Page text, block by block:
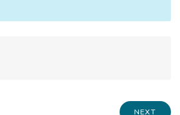
NEXT